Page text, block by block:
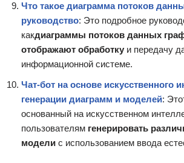
Что такое диаграмма потоков
руководство: Это подробное
какдиаграммы потоков данных
отображают обработку и передачу
информационной системе.
Чат-бот на основе искусственного
генерации диаграмм и моделей:
основанный на искусственном
пользователям генерировать
модели с использованием ввода